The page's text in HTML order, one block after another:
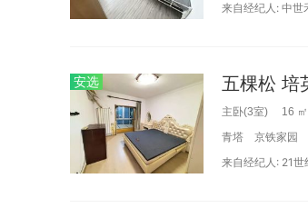
来自经纪人: 中世
安选
主卧(3室) 16 ㎡
青塔
京铁家园
来自经纪人: 21世